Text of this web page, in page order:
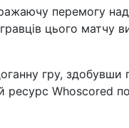
перемогу
цього матчу
гру, здобувши
Whoscored